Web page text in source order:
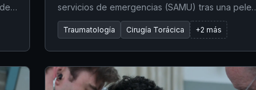
servicios de emergencias (SAMU) tras una pelea
en un bar deportivo durante una partida de billar.
Sufrió un traumatismo torácico penetrante
derecho. El objeto permanece in situ. A su
llegada, el paciente está consciente, alerta y
Traumatología Cirugía Torácica +2 más